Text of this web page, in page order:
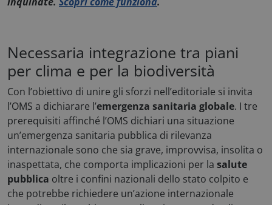
Necessaria integrazione tra piani
per clima e per la biodiversità
Con l’obiettivo di unire gli sforzi nell’editoriale si invita
l’OMS a dichiarare l’emergenza sanitaria globale. I tre
prerequisiti affinché l’OMS dichiari una situazione
un’emergenza sanitaria pubblica di rilevanza
internazionale sono che sia grave, improvvisa, insolita o
inaspettata, che comporta implicazioni per la salute
pubblica oltre i confini nazionali dello stato colpito e
che potrebbe richiedere un’azione internazionale
funzionare correttamente senza questi cookie.
Nome
Fornitore / Dominio
x-ms-cpim-csrf
Microsoft
.access.consulcesi.it